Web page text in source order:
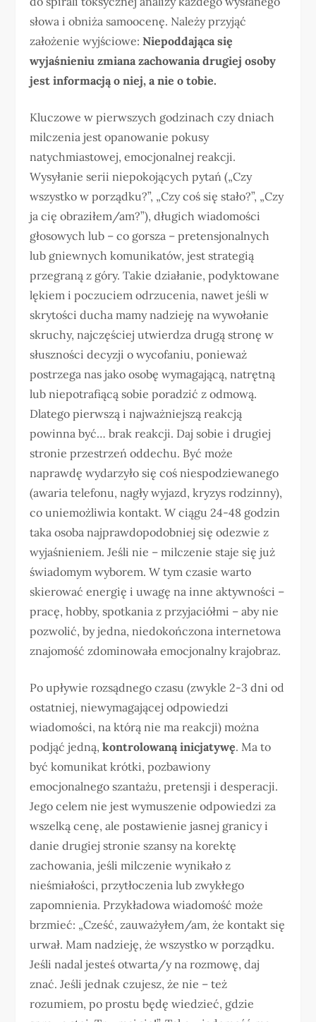
słowa i obniża samoocenę. Należy przyjąć
założenie wyjściowe:Niepoddająca się
wyjaśnieniu zmiana zachowania drugiej osoby
jest informacją o niej, a nie o tobie.
Kluczowe w pierwszych godzinach czy dniach
milczenia jest opanowanie pokusy
natychmiastowej, emocjonalnej reakcji.
Wysyłanie serii niepokojących pytań („Czy
wszystko w porządku?”, „Czy coś się stało?”, „Czy
ja cię obraziłem/am?”), długich wiadomości
głosowych lub – co gorsza – pretensjonalnych
lub gniewnych komunikatów, jest strategią
przegraną z góry. Takie działanie, podyktowane
lękiem i poczuciem odrzucenia, nawet jeśli w
skrytości ducha mamy nadzieję na wywołanie
skruchy, najczęściej utwierdza drugą stronę w
słuszności decyzji o wycofaniu, ponieważ
postrzega nas jako osobę wymagającą, natrętną
lub niepotrafiącą sobie poradzić z odmową.
Dlatego pierwszą i najważniejszą reakcją
powinna być… brak reakcji. Daj sobie i drugiej
stronie przestrzeń oddechu. Być może
naprawdę wydarzyło się coś niespodziewanego
(awaria telefonu, nagły wyjazd, kryzys rodzinny),
co uniemożliwia kontakt. W ciągu 24-48 godzin
taka osoba najprawdopodobniej się odezwie z
wyjaśnieniem. Jeśli nie – milczenie staje się już
świadomym wyborem. W tym czasie warto
skierować energię i uwagę na inne aktywności –
pracę, hobby, spotkania z przyjaciółmi – aby nie
pozwolić, by jedna, niedokończona internetowa
znajomość zdominowała emocjonalny krajobraz.
Po upływie rozsądnego czasu (zwykle 2-3 dni od
ostatniej, niewymagającej odpowiedzi
wiadomości, na którą nie ma reakcji) można
podjąć jedną,kontrolowaną inicjatywę. Ma to
być komunikat krótki, pozbawiony
emocjonalnego szantażu, pretensji i desperacji.
Jego celem nie jest wymuszenie odpowiedzi za
wszelką cenę, ale postawienie jasnej granicy i
danie drugiej stronie szansy na korektę
zachowania, jeśli milczenie wynikało z
nieśmiałości, przytłoczenia lub zwykłego
zapomnienia. Przykładowa wiadomość może
brzmieć: „Cześć, zauważyłem/am, że kontakt się
urwał. Mam nadzieję, że wszystko w porządku.
Jeśli nadal jesteś otwarta/y na rozmowę, daj
znać. Jeśli jednak czujesz, że nie – też
rozumiem, po prostu będę wiedzieć, gdzie